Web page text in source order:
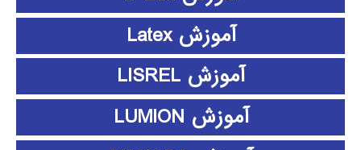
آموزش Latex
آموزش LISREL
آموزش LUMION